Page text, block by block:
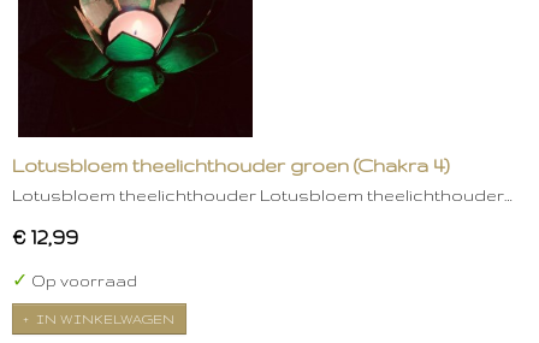
Lotusbloem theelichthouder groen (Chakra 4)
Lotusbloem theelichthouder Lotusbloem theelichthouder…
€ 12,99
✓ Op voorraad
IN WINKELWAGEN